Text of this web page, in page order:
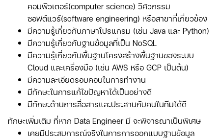
คอมพิวเตอร์(computer science) วิศวกรรม
ซอฟต์แวร์(software engineering) หรือสาขาที่เกี่ยวข้อง
มีความรู้เกี่ยวกับภาษาโปรแกรม (เช่น Java และ Python)
มีความรู้เกี่ยวกับฐานข้อมูลที่เป็น NoSQL
มีความรู้เกี่ยวกับพื้นฐานโครงสร้างพื้นฐานของระบบ
Cloud และเครื่องมือ (เช่น AWS หรือ GCP เป็นต้น)
มีความละเอียดรอบคอบในการทำงาน
มีทักษะในการแก้ไขปัญหาได้เป็นอย่างดี
มีทักษะด้านการสื่อสารและประสานกับคนในทีมได้ดี
ทักษะเพิ่มเติม ที่หาก Data Engineer มี จะพิจารณาเป็นพิเศษ
เคยมีประสบการณ์จริงในการการออกแบบฐานข้อมูล